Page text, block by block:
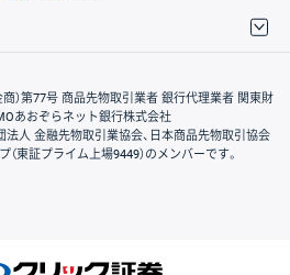
）第77号 商品先物取引業者 銀行代理業者 関東財
あおぞらネット銀行株式会社
法人 金融先物取引業協会、日本商品先物取引協会
東証プライム上場9449）のメンバーです。